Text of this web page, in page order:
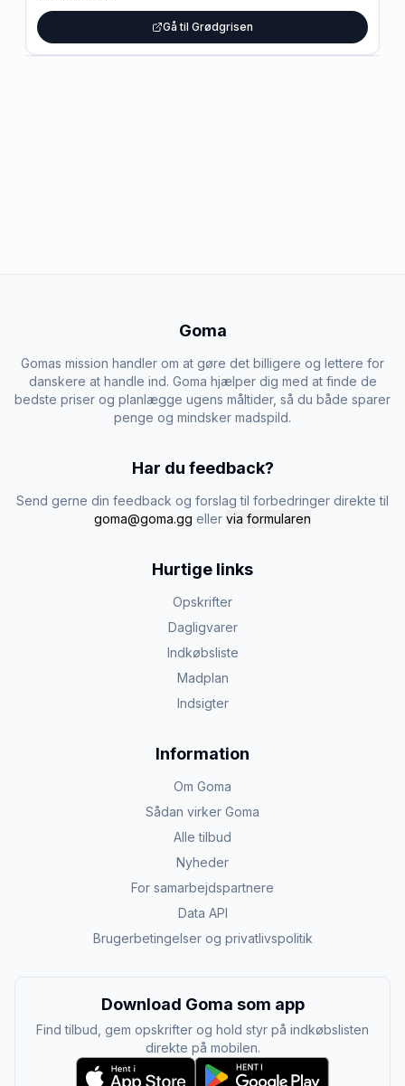
Gå til Grødgrisen
Goma
Gomas mission handler om at gøre det billigere og lettere for
danskere at handle ind. Goma hjælper dig med at finde de
bedste priser og planlægge ugens måltider, så du både sparer
penge og mindsker madspild.
Har du feedback?
Send gerne din feedback og forslag til forbedringer direkte til
goma@goma.gg eller via formularen
Hurtige links
Opskrifter
Dagligvarer
Indkøbsliste
Madplan
Indsigter
Information
Om Goma
Sådan virker Goma
Alle tilbud
Nyheder
For samarbejdspartnere
Data API
Brugerbetingelser og privatlivspolitik
Download Goma som app
Find tilbud, gem opskrifter og hold styr på indkøbslisten
direkte på mobilen.